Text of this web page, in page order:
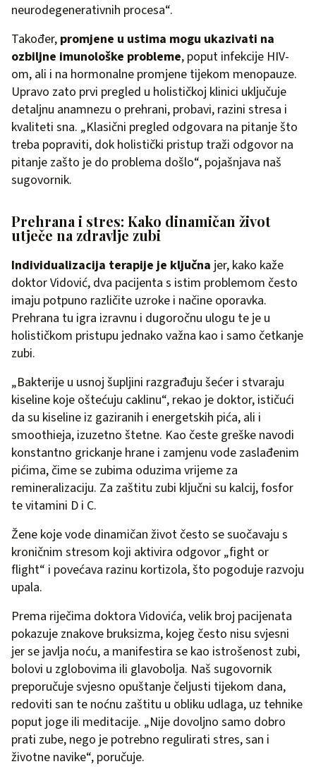
neurodegenerativnih procesa“.
Također, promjene u ustima mogu ukazivati na
ozbiljne imunološke probleme, poput infekcije HIV-
om, ali i na hormonalne promjene tijekom menopauze.
Upravo zato prvi pregled u holističkoj klinici uključuje
detaljnu anamnezu o prehrani, probavi, razini stresa i
kvaliteti sna. „Klasični pregled odgovara na pitanje što
treba popraviti, dok holistički pristup traži odgovor na
pitanje zašto je do problema došlo“, pojašnjava naš
sugovornik.
Prehrana i stres: Kako dinamičan život
utječe na zdravlje zubi
Individualizacija terapije je ključna jer, kako kaže
doktor Vidović, dva pacijenta s istim problemom često
imaju potpuno različite uzroke i načine oporavka.
Prehrana tu igra izravnu i dugoročnu ulogu te je u
holističkom pristupu jednako važna kao i samo četkanje
zubi.
„Bakterije u usnoj šupljini razgrađuju šećer i stvaraju
kiseline koje oštećuju caklinu“, rekao je doktor, ističući
da su kiseline iz gaziranih i energetskih pića, ali i
smoothieja, izuzetno štetne. Kao česte greške navodi
konstantno grickanje hrane i zamjenu vode zaslađenim
pićima, čime se zubima oduzima vrijeme za
remineralizaciju. Za zaštitu zubi ključni su kalcij, fosfor
te vitamini D i C.
Žene koje vode dinamičan život često se suočavaju s
kroničnim stresom koji aktivira odgovor „fight or
flight“ i povećava razinu kortizola, što pogoduje razvoju
upala.
Prema riječima doktora Vidovića, velik broj pacijenata
pokazuje znakove bruksizma, kojeg često nisu svjesni
jer se javlja noću, a manifestira se kao istrošenost zubi,
bolovi u zglobovima ili glavobolja. Naš sugovornik
preporučuje svjesno opuštanje čeljusti tijekom dana,
redoviti san te noćnu zaštitu u obliku udlaga, uz tehnike
poput joge ili meditacije. „Nije dovoljno samo dobro
prati zube, nego je potrebno regulirati stres, san i
životne navike“, poručuje.